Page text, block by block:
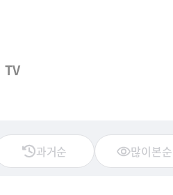
TV
과거순 많이본순